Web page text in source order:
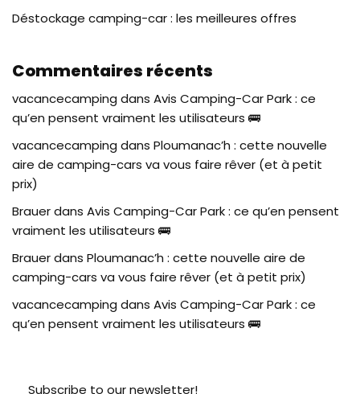
Déstockage camping-car : les meilleures offres
Commentaires récents
vacancecamping dans Avis Camping-Car Park : ce
qu’en pensent vraiment les utilisateurs 🚌
vacancecamping dans Ploumanac’h : cette nouvelle
aire de camping-cars va vous faire rêver (et à petit
prix)
Brauerdans Avis Camping-Car Park : ce qu’en pensent
vraiment les utilisateurs 🚌
Brauerdans Ploumanac’h : cette nouvelle aire de
camping-cars va vous faire rêver (et à petit prix)
vacancecamping dans Avis Camping-Car Park : ce
qu’en pensent vraiment les utilisateurs 🚌
Subscribe to our newsletter!